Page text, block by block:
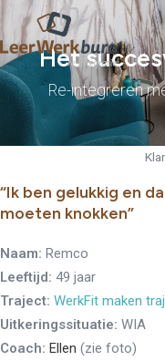
Het
Re-integreren
“Ik ben gelukkig en
moeten knokken”
Naam: Remco
Leeftijd: 49 jaar
Traject: WerkFit maken
Uitkeringssituatie: WIA
Coach: Ellen (zie foto)